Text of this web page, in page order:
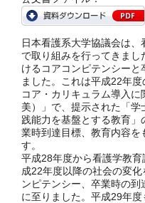
日本看護系大学協議会は
で取り組みを行ってきま
けるコアコンピテンシー
ました。これは平成22年
コア・カリキュラム導入
美）」で、提示された「
践能力を基盤とする教育
業時到達目標、教育内容
す。
平成28年度から看護学教
成22年度以降の社会の変
ンピテンシー、卒業時の
に至りました。平成29年